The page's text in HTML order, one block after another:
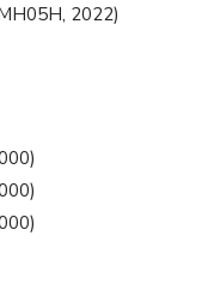
2022)